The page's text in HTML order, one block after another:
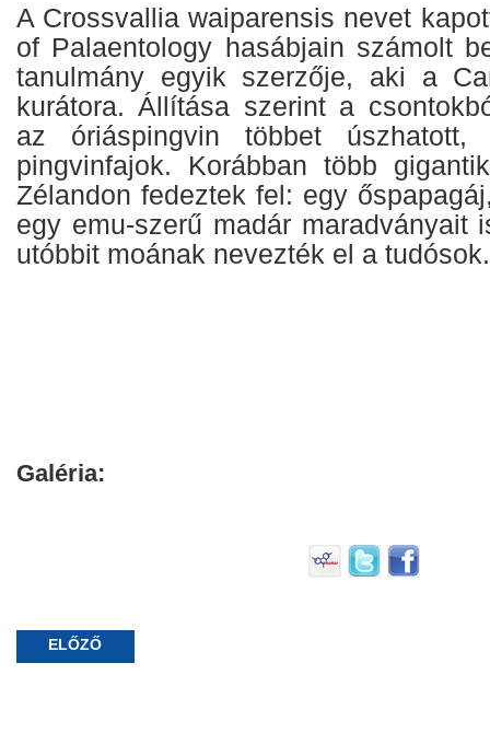
A Crossvallia waiparensis nevet
of Palaentology hasábjain számolt
tanulmány egyik szerzője, aki a
kurátora. Állítása szerint a
az óriáspingvin többet
pingvinfajok. Korábban több
Zélandon fedeztek fel: egy
egy emu-szerű madár maradványait
utóbbit moának nevezték el a tudósok.
Galéria:
ELŐZŐ